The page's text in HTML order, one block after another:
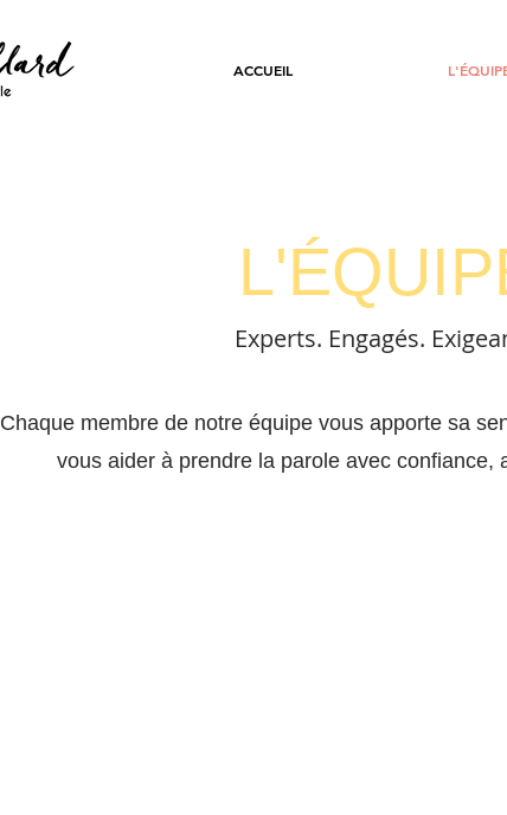
ACCUEIL
Experts. Engagés.
Chaque membre de notre équipe vous apporte sa
vous aider à prendre la parole avec confiance,